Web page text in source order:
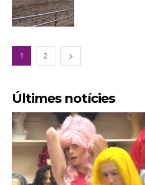
1 2
Últimes notícies